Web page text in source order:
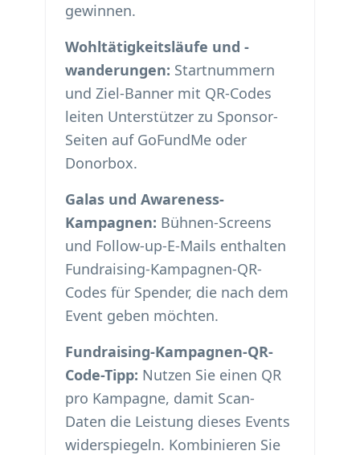
gewinnen.
Wohltätigkeitsläufe und -
wanderungen: Startnummern
und Ziel-Banner mit QR-Codes
leiten Unterstützer zu Sponsor-
Seiten auf GoFundMe oder
Donorbox.
Galas und Awareness-
Kampagnen: Bühnen-Screens
und Follow-up-E-Mails enthalten
Fundraising-Kampagnen-QR-
Codes für Spender, die nach dem
Event geben möchten.
Fundraising-Kampagnen-QR-
Code-Tipp: Nutzen Sie einen QR
pro Kampagne, damit Scan-
Daten die Leistung dieses Events
widerspiegeln. Kombinieren Sie